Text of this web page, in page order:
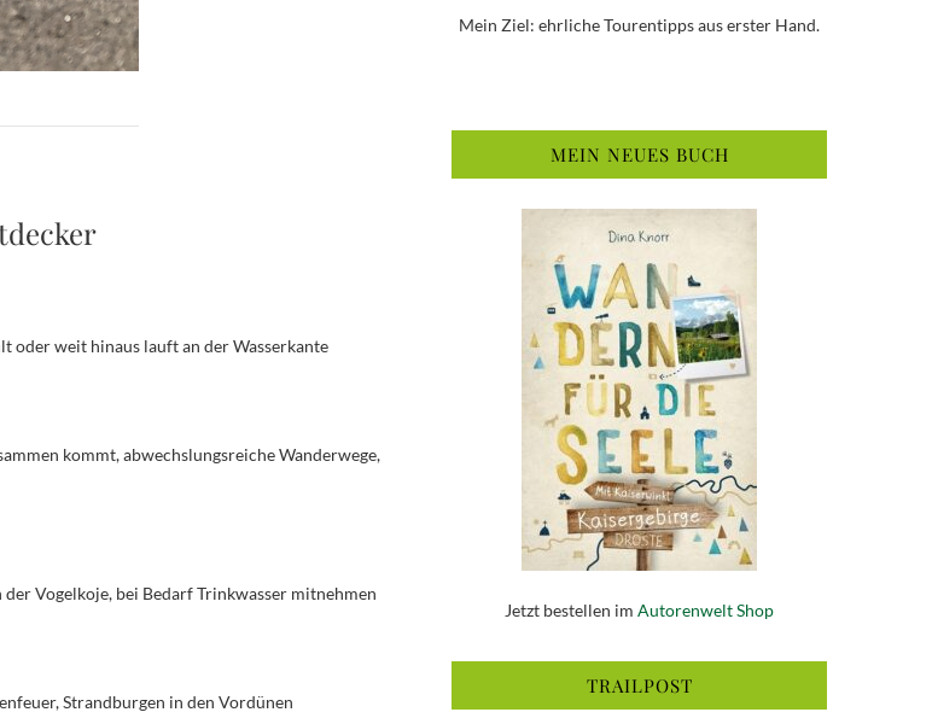
oder weit hinaus lauft an der Wasserkante
kommt, abwechslungsreiche Wanderwege,
Vogelkoje, bei Bedarf Trinkwasser mitnehmen
Strandburgen in den Vordünen
Mein Ziel: ehrliche Tourentipps aus erster Hand.
MEIN NEUES BUCH
Jetzt bestellen im Autorenwelt Shop
TRAILPOST